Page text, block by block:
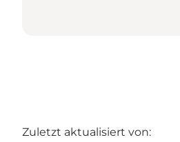
Zuletzt aktualisiert von: